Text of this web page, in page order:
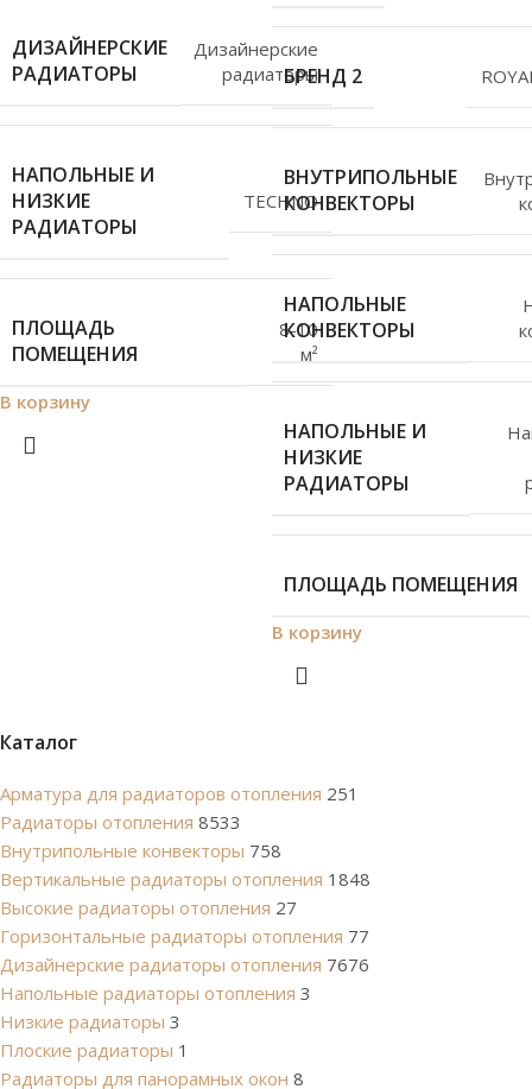
Каталог
Арматура для радиаторов отопления 251
Радиаторы отопления 8533
Внутрипольные конвекторы 758
Вертикальные радиаторы отопления 1848
Высокие радиаторы отопления 27
Горизонтальные радиаторы отопления 77
Дизайнерские радиаторы отопления 7676
Напольные радиаторы отопления 3
Низкие радиаторы 3
Плоские радиаторы 1
Радиаторы для панорамных окон 8
ДИЗАЙНЕРСКИЕ
РАДИАТОРЫ
Дизайнерские
радиаторы
НАПОЛЬНЫЕ И
НИЗКИЕ
РАДИАТОРЫ
TECHNO
ПЛОЩАДЬ
ПОМЕЩЕНИЯ
8-10
м²
В корзину
БРЕНД 2
ВНУТРИПОЛЬНЫЕ
КОНВЕКТОРЫ
НАПОЛЬНЫЕ
КОНВЕКТОРЫ
НАПОЛЬНЫЕ И
НИЗКИЕ
РАДИАТОРЫ
ПЛОЩАДЬ ПОМЕЩЕНИЯ
В корзину